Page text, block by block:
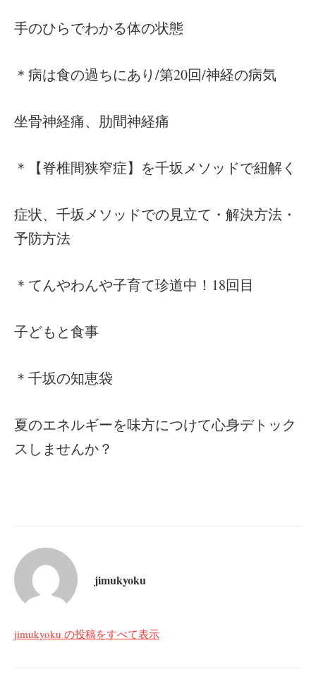
手のひらでわかる体の状態
＊病は食の過ちにあり/第20回/神経の病気
坐骨神経痛、肋間神経痛
＊【脊椎間狭窄症】を千坂メソッドで紐解く
症状、千坂メソッドでの見立て・解決方法・
予防方法
＊てんやわんや子育て珍道中！18回目
子どもと食事
＊千坂の知恵袋
夏のエネルギーを味方につけて心身デトック
スしませんか？
jimukyoku
jimukyoku の投稿をすべて表示